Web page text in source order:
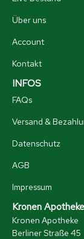
Über uns
Account
Kontakt
INFOS
FAQs
Versand &
Datenschutz
AGB
Impressum
Kronen
Kronen Apotheke
Berliner Straße 45